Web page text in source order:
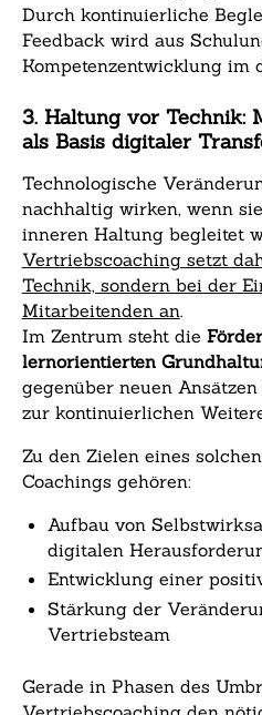
Durch kontinuierliche
Feedback wird aus
Kompetenzentwicklung im
3. Haltung vor Technik:
als Basis digitaler
Technologische
nachhaltig wirken, wenn
inneren Haltung begleitet
Vertriebscoaching setzt
Technik, sondern bei der
Mitarbeitenden an.
Im Zentrum steht die
lernorientierten
gegenüber neuen
zur kontinuierlichen
Zu den Zielen eines
Coachings gehören:
Aufbau von
digitalen
Entwicklung einer
Stärkung der
Vertriebsteam
Gerade in Phasen des